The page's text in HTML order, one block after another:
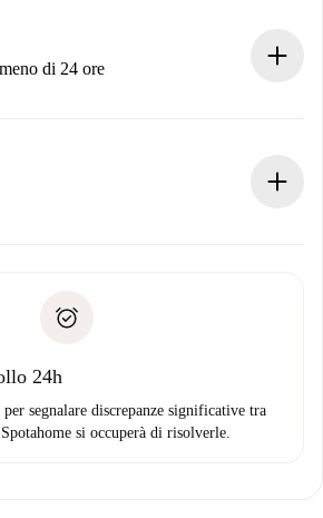
di 24 ore
addebiteremo nulla e ti proporremo
del pagamento
problemi.
24h
segnalare discrepanze significative tra
si occuperà di risolverle.